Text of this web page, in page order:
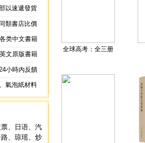
以速遞發貨
類書店比價
类中文書籍
文原版書籍
小時內反饋
氣泡紙材料
日语
汽
琼瑶
炒
全球高考：全三册